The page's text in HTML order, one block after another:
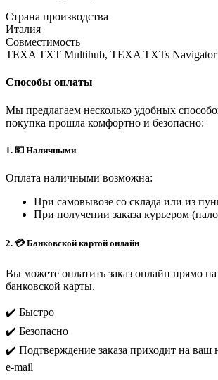
Страна производства
Италия
Совместимость
TEXA TXT Multihub, TEXA TXTs Navigator
Способы оплаты
Мы предлагаем несколько удобных
покупка прошла комфортно и безопасно:
1. 💵 Наличными
Оплата наличными возможна:
При самовывозе со склада или из
При получении заказа курьером
2. 💳 Банковской картой онлайн
Вы можете оплатить заказ онлайн прямо
банковской карты.
✔️ Быстро
✔️ Безопасно
✔️ Подтверждение заказа приходит на ваш
e-mail